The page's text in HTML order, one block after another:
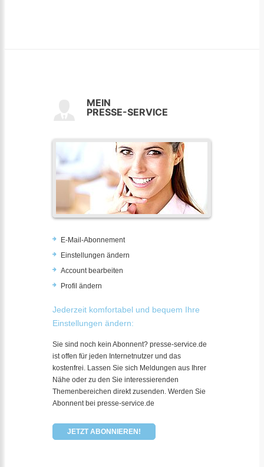
MEIN
PRESSE-SERVICE
E-Mail-Abonnement
Einstellungen ändern
Account bearbeiten
Profil ändern
Jederzeit komfortabel und bequem Ihre
Einstellungen ändern:
Sie sind noch kein Abonnent? presse-service.de
ist offen für jeden Internetnutzer und das
kostenfrei. Lassen Sie sich Meldungen aus Ihrer
Nähe oder zu den Sie interessierenden
Themenbereichen direkt zusenden. Werden Sie
Abonnent bei presse-service.de
JETZT ABONNIEREN!